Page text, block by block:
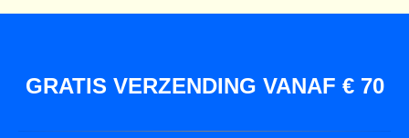
GRATIS VERZENDING VANAF € 70